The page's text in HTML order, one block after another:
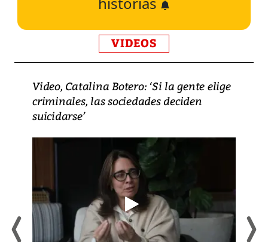
VIDEOS
Video, Catalina Botero: ‘Si la gente elige
criminales, las sociedades deciden
suicidarse’